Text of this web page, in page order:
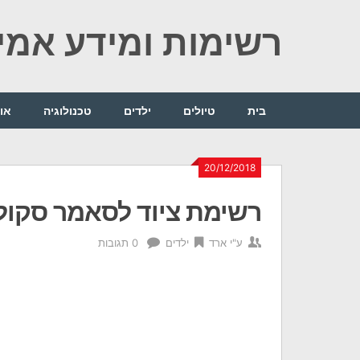
רשימות ומידע
בית טיולים ילדים טכנולוגיה
20/12/2018
רשימת ציוד לסאמר
ע"י ארד ילדים 0 תגובות